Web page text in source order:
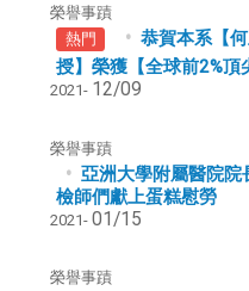
榮譽事蹟
熱門
恭賀本系【
授】榮獲【全球前2%頂
2021- 12/09
榮譽事蹟
亞洲大學附屬醫院院
檢師們獻上蛋糕慰勞
2021- 01/15
榮譽事蹟